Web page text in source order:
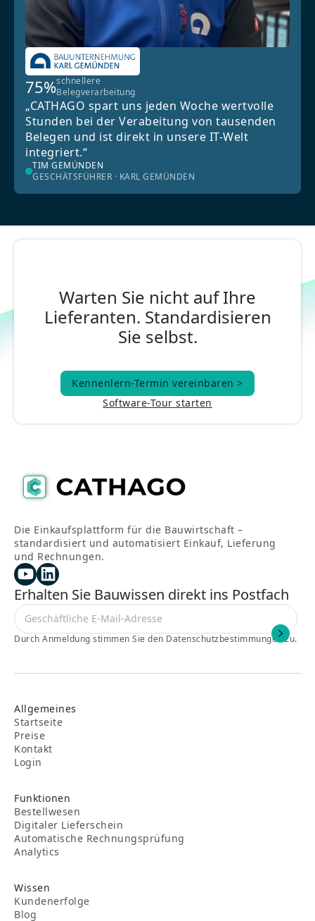
75%schnellere
Belegverarbeitung
„CATHAGO spart uns jeden Woche wertvolle
Stunden bei der Verabeitung von tausenden
Belegen und ist direkt in unsere IT-Welt
integriert.“
TIM GEMÜNDEN
GESCHÄTSFÜHRER · KARL GEMÜNDEN
Warten Sie nicht auf Ihre
Lieferanten. Standardisieren
Sie selbst.
Kennenlern-Termin vereinbaren >
Kennenlern-Termin vereinbaren >
Software-Tour starten
Die Einkaufsplattform für die Bauwirtschaft –
standardisiert und automatisiert Einkauf, Lieferung
und Rechnungen.
Erhalten Sie Bauwissen direkt ins Postfach
Durch Anmeldung stimmen Sie den Datenschutzbestimmungen zu.
Allgemeines
Startseite
Preise
Kontakt
Login
Funktionen
Bestellwesen
Digitaler Lieferschein
Automatische Rechnungsprüfung
Analytics
Wissen
Kundenerfolge
Blog